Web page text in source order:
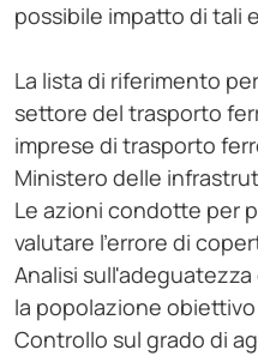
possibile impatto di tali
La lista di riferimento
settore del trasporto
imprese di trasporto
Ministero delle
Le azioni condotte per
valutare l'errore di
Analisi
la popolazione obiettivo
Controllo sul grado di